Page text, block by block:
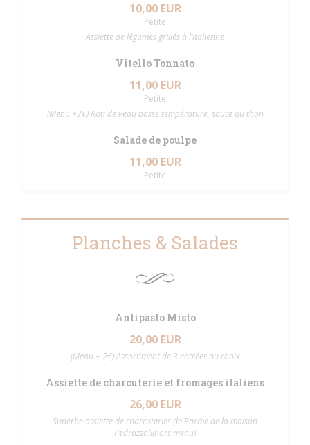
10,00 EUR
Petite
Assiette de légumes grillés à l’italienne
Vitello Tonnato
11,00 EUR
Petite
(Menu +2€) Roti de veau basse température, sauce au thon
Salade de poulpe
11,00 EUR
Petite
Planches & Salades
Antipasto Misto
20,00 EUR
(Menu + 2€) Assortiment de 3 entrées au choix
Assiette de charcuterie et fromages italiens
26,00 EUR
Superbe assiette de charcuteries de Parme de la maison
Pedrazzoli(hors menu)